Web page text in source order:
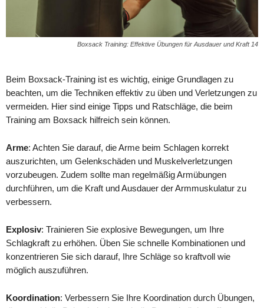
Boxsack Training: Effektive Übungen für Ausdauer und Kraft 14
Beim Boxsack-Training ist es wichtig, einige Grundlagen zu
beachten, um die Techniken effektiv zu üben und Verletzungen zu
vermeiden. Hier sind einige Tipps und Ratschläge, die beim
Training am Boxsack hilfreich sein können.
Arme: Achten Sie darauf, die Arme beim Schlagen korrekt
auszurichten, um Gelenkschäden und Muskelverletzungen
vorzubeugen. Zudem sollte man regelmäßig Armübungen
durchführen, um die Kraft und Ausdauer der Armmuskulatur zu
verbessern.
Explosiv: Trainieren Sie explosive Bewegungen, um Ihre
Schlagkraft zu erhöhen. Üben Sie schnelle Kombinationen und
konzentrieren Sie sich darauf, Ihre Schläge so kraftvoll wie
möglich auszuführen.
Koordination: Verbessern Sie Ihre Koordination durch Übungen,